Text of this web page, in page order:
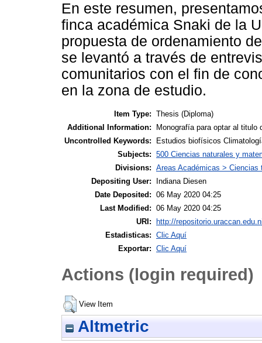
En este resumen,
finca académica Snaki de la
propuesta de ordenamiento
se levantó a través de
comunitarios con el fin de
en la zona de estudio.
Item Type: Thesis (Diploma)
Additional Information:
Monografía para optar al titulo
Uncontrolled Keywords:
Estudios biofísicos
Subjects: 500 Ciencias naturales y
Divisions: Areas Académicas > Ciencias
Depositing User:
Indiana Diesen
Date Deposited: 06 May 2020 04:25
Last Modified: 06 May 2020 04:25
URI:
http://
Estadisticas: Clic Aquí
Exportar: Clic Aquí
Actions (login required)
View Item
Altmetric